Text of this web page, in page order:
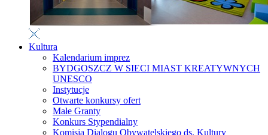
Kultura
Kalendarium imprez
BYDGOSZCZ W SIECI MIAST KREATYWNYCH
UNESCO
Instytucje
Otwarte konkursy ofert
Małe Granty
Konkurs Stypendialny
Komisja Dialogu Obywatelskiego ds. Kultury